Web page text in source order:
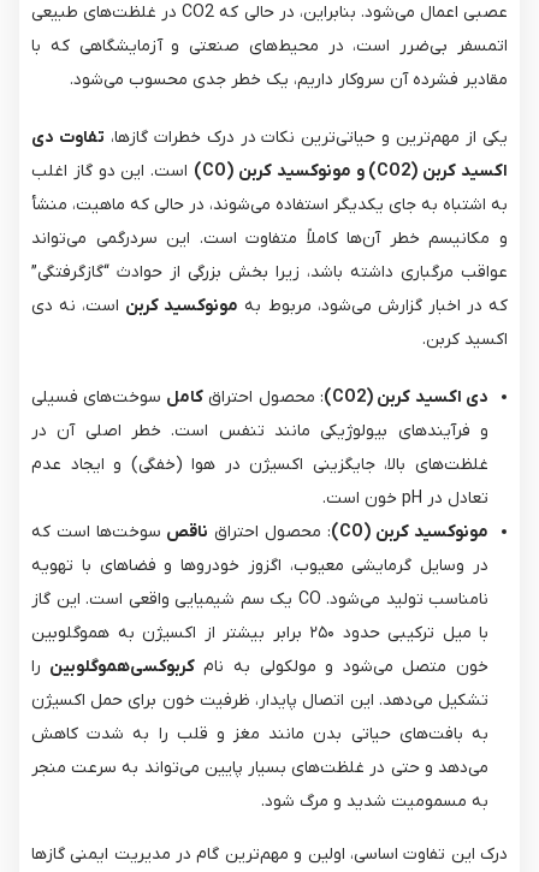
عصبی اعمال می‌شود. بنابراین، در حالی که CO2​ در غلظت‌های طبیعی
اتمسفر بی‌ضرر است، در محیط‌های صنعتی و آزمایشگاهی که با
مقادیر فشرده آن سروکار داریم، یک خطر جدی محسوب می‌شود.
یکی از مهم‌ترین و حیاتی‌ترین نکات در درک خطرات گازها، تفاوت دی
اکسید کربن (CO2​) و مونوکسید کربن (CO)
است. این دو گاز اغلب
به اشتباه به جای یکدیگر استفاده می‌شوند، در حالی که ماهیت، منشأ
و مکانیسم خطر آن‌ها کاملاً متفاوت است. این سردرگمی می‌تواند
عواقب مرگباری داشته باشد، زیرا بخش بزرگی از حوادث “گازگرفتگی”
که در اخبار گزارش می‌شود، مربوط به مونوکسید کربن است، نه دی
اکسید کربن.
دی اکسید کربن (CO2​) : محصول احتراقکامل سوخت‌های فسیلی
و فرآیندهای بیولوژیکی مانند تنفس است. خطر اصلی آن در
غلظت‌های بالا، جایگزینی اکسیژن در هوا (خفگی) و ایجاد عدم
تعادل در pH خون است.
مونوکسید کربن (CO)
: محصول احتراق ناقص سوخت‌ها است که
در وسایل گرمایشی معیوب، اگزوز خودروها و فضاهای با تهویه
نامناسب تولید می‌شود. CO یک سم شیمیایی واقعی است. این گاز
با میل ترکیبی حدود ۲۵۰ برابر بیشتر از اکسیژن به هموگلوبین
خون متصل می‌شود و مولکولی به نامکربوکسی‌هموگلوبین را
تشکیل می‌دهد. این اتصال پایدار، ظرفیت خون برای حمل اکسیژن
به بافت‌های حیاتی بدن مانند مغز و قلب را به شدت کاهش
می‌دهد و حتی در غلظت‌های بسیار پایین می‌تواند به سرعت منجر
به مسمومیت شدید و مرگ شود.
درک این تفاوت اساسی، اولین و مهم‌ترین گام در مدیریت ایمنی گازها